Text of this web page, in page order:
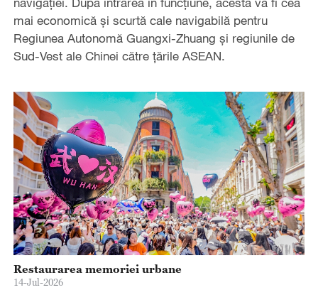
mai economică și scurtă cale navigabilă pentru
Regiunea Autonomă Guangxi-Zhuang și regiunile de
Sud-Vest ale Chinei către țările ASEAN.
Restaurarea memoriei urbane
14-Jul-2026